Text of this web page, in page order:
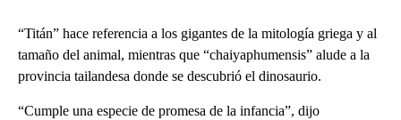
“Titán” hace referencia a los gigantes de la mitología griega y al
tamaño del animal, mientras que “chaiyaphumensis” alude a la
provincia tailandesa donde se descubrió el dinosaurio.
“Cumple una especie de promesa de la infancia”, dijo